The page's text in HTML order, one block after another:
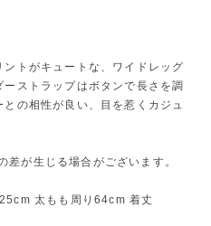
トがキュートな、ワイドレッグ
ストラップはボタンで長さを調
の相性が良い、目を惹くカジュ
が生じる場合がございます。
太もも周り64cm 着丈